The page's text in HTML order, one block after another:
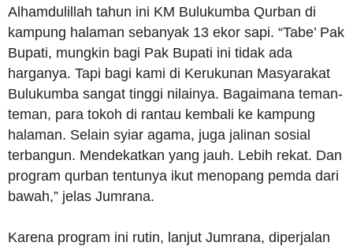
Alhamdulillah tahun ini KM Bulukumba Qurban di
kampung halaman sebanyak 13 ekor sapi. “Tabe’ Pak
Bupati, mungkin bagi Pak Bupati ini tidak ada
harganya. Tapi bagi kami di Kerukunan Masyarakat
Bulukumba sangat tinggi nilainya. Bagaimana teman-
teman, para tokoh di rantau kembali ke kampung
halaman. Selain syiar agama, juga jalinan sosial
terbangun. Mendekatkan yang jauh. Lebih rekat. Dan
program qurban tentunya ikut menopang pemda dari
bawah,” jelas Jumrana.
Karena program ini rutin, lanjut Jumrana, diperjalan